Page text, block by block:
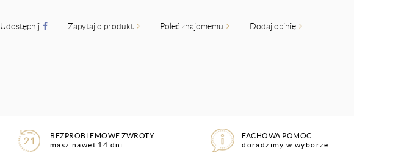
Udostępnij Zapytaj o produkt Poleć znajomemu Dodaj opinię
BEZPROBLEMOWE ZWROTY
masz nawet 14 dni
FACHOWA POMOC
doradzimy w wyborze